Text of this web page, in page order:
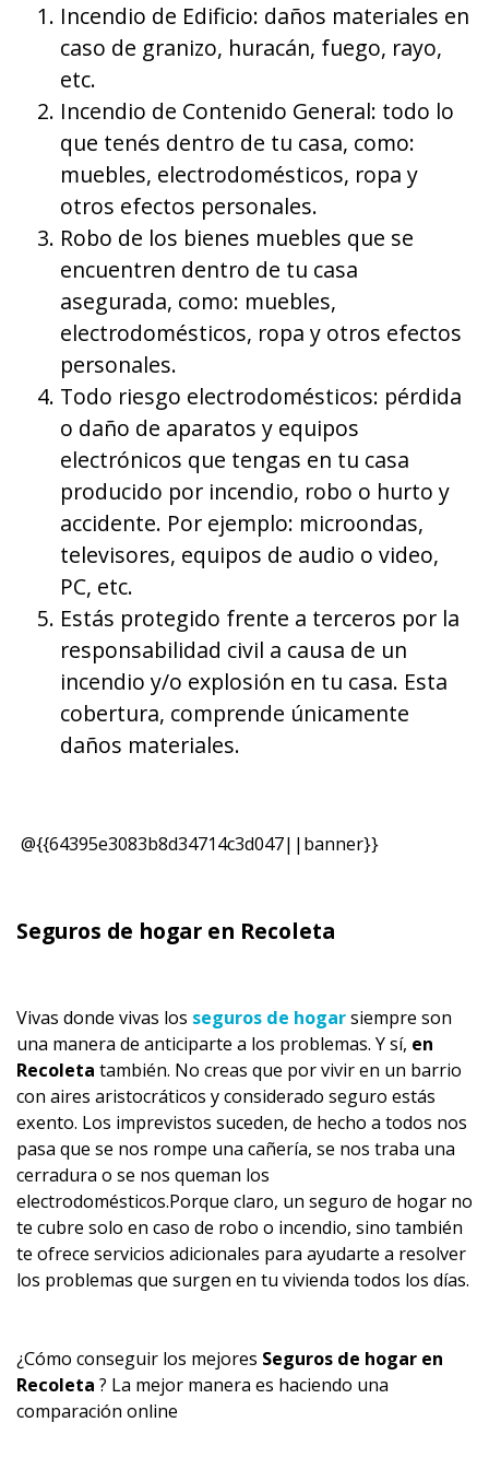
Incendio de Edificio: daños materiales en
caso de granizo, huracán, fuego, rayo,
etc.
Incendio de Contenido General: todo lo
que tenés dentro de tu casa, como:
muebles, electrodomésticos, ropa y
otros efectos personales.
Robo de los bienes muebles que se
encuentren dentro de tu casa
asegurada, como: muebles,
electrodomésticos, ropa y otros efectos
personales.
Todo riesgo electrodomésticos: pérdida
o daño de aparatos y equipos
electrónicos que tengas en tu casa
producido por incendio, robo o hurto y
accidente. Por ejemplo: microondas,
televisores, equipos de audio o video,
PC, etc.
Estás protegido frente a terceros por la
responsabilidad civil a causa de un
incendio y/o explosión en tu casa. Esta
cobertura, comprende únicamente
daños materiales.
@{{64395e3083b8d34714c3d047||banner}}
Seguros de hogar en Recoleta
Vivas donde vivas los seguros de hogarsiempre son
una manera de anticiparte a los problemas. Y sí, en
Recoleta también. No creas que por vivir en un barrio
con aires aristocráticos y considerado seguro estás
exento. Los imprevistos suceden, de hecho a todos nos
pasa que se nos rompe una cañería, se nos traba una
cerradura o se nos queman los
electrodomésticos.Porque claro, un seguro de hogar no
te cubre solo en caso de robo o incendio, sino también
te ofrece servicios adicionales para ayudarte a resolver
los problemas que surgen en tu vivienda todos los días.
¿Cómo conseguir los mejores Seguros de hogar en
Recoleta ? La mejor manera es haciendo una
comparación online